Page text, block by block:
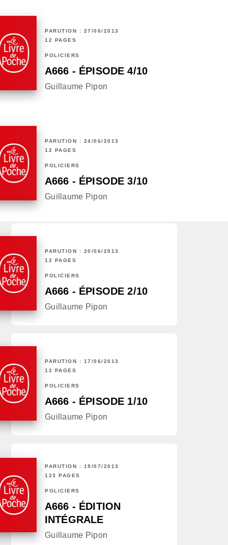
PARUTION : 27/06/2013
12 PAGES
POLICIERS
A666 - ÉPISODE 4/10
Guillaume Pipon
PARUTION : 24/06/2013
12 PAGES
POLICIERS
A666 - ÉPISODE 3/10
Guillaume Pipon
PARUTION : 20/06/2013
12 PAGES
POLICIERS
A666 - ÉPISODE 2/10
Guillaume Pipon
PARUTION : 17/06/2013
12 PAGES
POLICIERS
A666 - ÉPISODE 1/10
Guillaume Pipon
PARUTION : 19/07/2013
123 PAGES
POLICIERS
A666 - ÉDITION
INTÉGRALE
Guillaume Pipon